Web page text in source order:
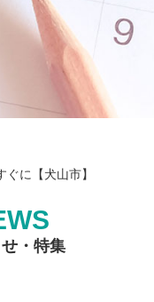
に【犬山市】
・特集